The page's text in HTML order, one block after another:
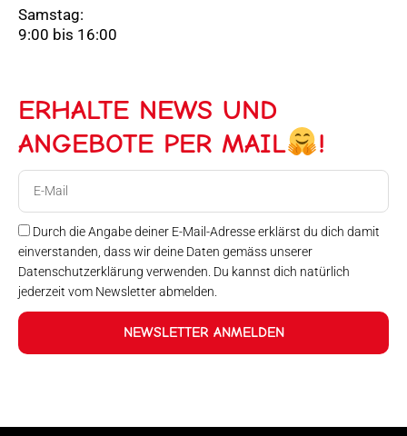
Samstag:
9:00 bis 16:00
ERHALTE NEWS UND
ANGEBOTE PER MAIL
!
Durch die Angabe deiner E-Mail-Adresse erklärst du dich damit
einverstanden, dass wir deine Daten gemäss unserer
Datenschutzerklärung verwenden. Du kannst dich natürlich
jederzeit vom Newsletter abmelden.
NEWSLETTER ANMELDEN